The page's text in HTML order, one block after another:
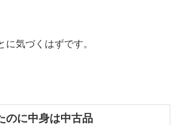
気づくはずです。
のに中身は中古品